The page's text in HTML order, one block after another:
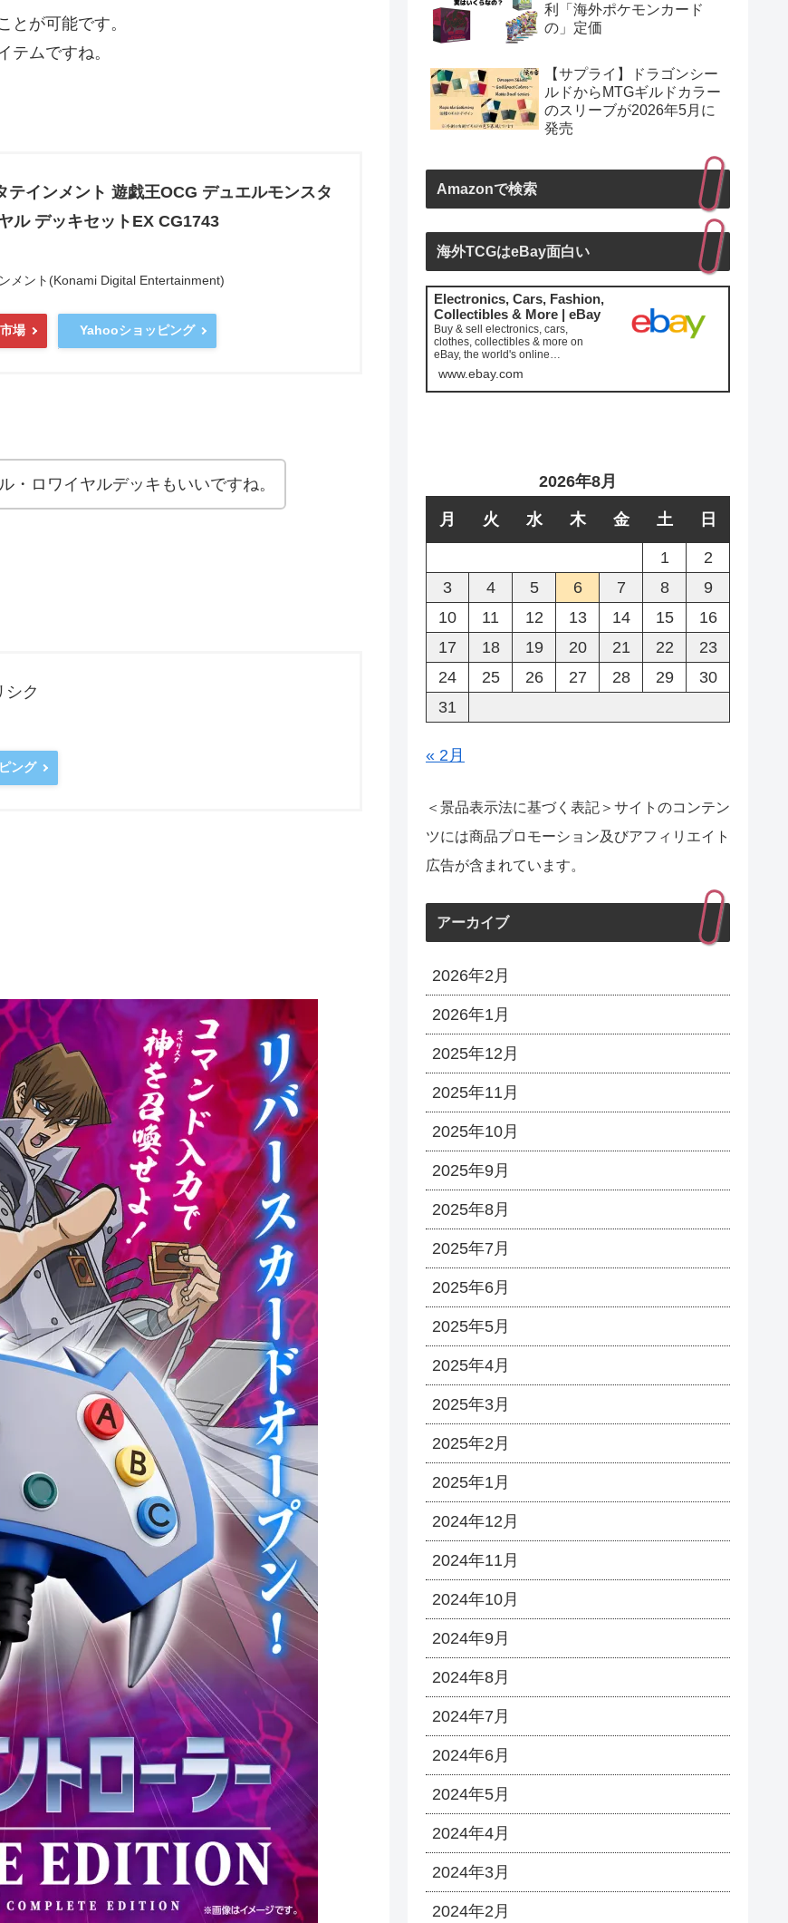
とが可能です。
テムですね。
テインメント 遊戯王OCG デュエルモンスタ
ル デッキセットEX CG1743
メント(Konami Digital Entertainment)
場 Yahooショッピング
・ロワイヤルデッキもいいですね。
シク
ング
利「海外ポケモンカード
の」定価
【サプライ】ドラゴンシー
ルドからMTGギルドカラー
のスリーブが2026年5月に
発売
Amazonで検索
海外TCGはeBay面白い
Electronics, Cars, Fashion,
Collectibles & More | eBay
Buy & sell electronics, cars,
clothes, collectibles & more on
eBay, the world's online
marketplace. Top brands, low pric...
www.ebay.com
2026年8月
月 火 水 木 金 土 日
1
2
3
4 5 6 7 8
9
10
11 12 13 14 15
16
17
18 19 20 21 22
23
24
25 26 27 28 29
30
31
« 2月
＜景品表示法に基づく表記＞サイトのコンテン
ツには商品プロモーション及びアフィリエイト
広告が含まれています。
アーカイブ
2026年2月
2026年1月
2025年12月
2025年11月
2025年10月
2025年9月
2025年8月
2025年7月
2025年6月
2025年5月
2025年4月
2025年3月
2025年2月
2025年1月
2024年12月
2024年11月
2024年10月
2024年9月
2024年8月
2024年7月
2024年6月
2024年5月
2024年4月
2024年3月
2024年2月